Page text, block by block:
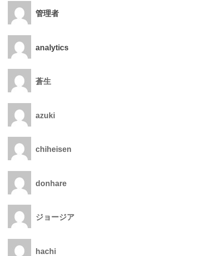
管理者
analytics
蒼生
azuki
chiheisen
donhare
ジョージア
hachi